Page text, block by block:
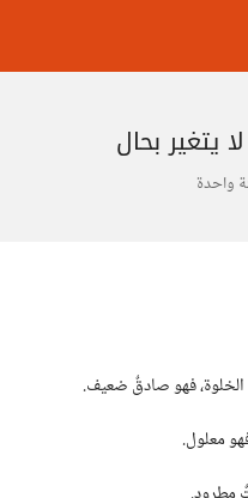
يتغير بحال
واحدة
الخلوة، فهو صادقٌ ضعيف.
معلول.